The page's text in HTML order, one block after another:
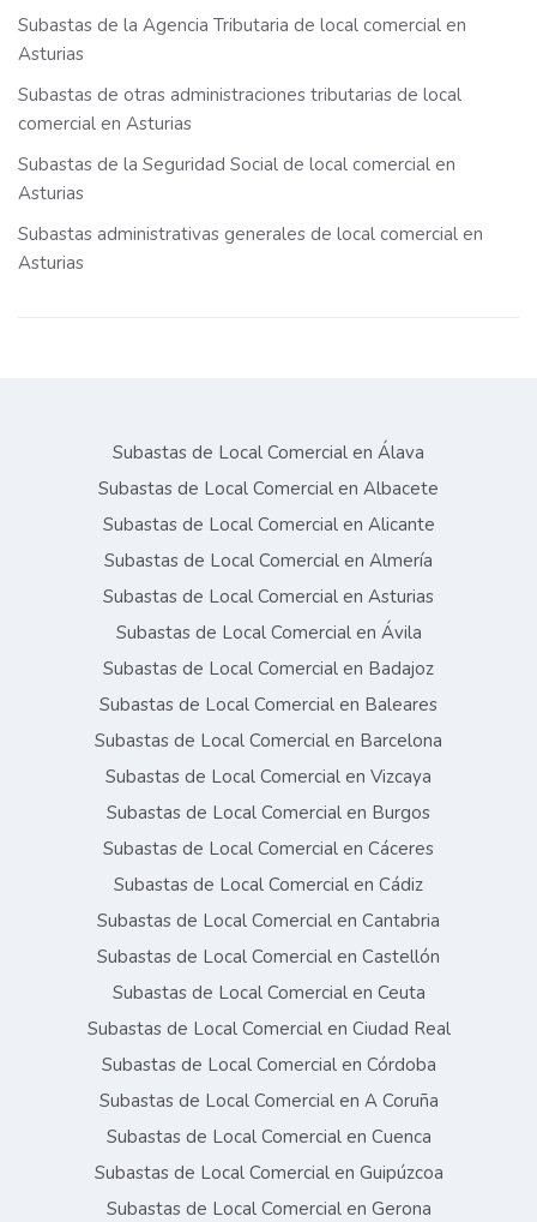
Subastas de la Agencia Tributaria de local comercial en
Asturias
Subastas de otras administraciones tributarias de local
comercial en Asturias
Subastas de la Seguridad Social de local comercial en
Asturias
Subastas administrativas generales de local comercial en
Asturias
Subastas de Local Comercial en Álava
Subastas de Local Comercial en Albacete
Subastas de Local Comercial en Alicante
Subastas de Local Comercial en Almería
Subastas de Local Comercial en Asturias
Subastas de Local Comercial en Ávila
Subastas de Local Comercial en Badajoz
Subastas de Local Comercial en Baleares
Subastas de Local Comercial en Barcelona
Subastas de Local Comercial en Vizcaya
Subastas de Local Comercial en Burgos
Subastas de Local Comercial en Cáceres
Subastas de Local Comercial en Cádiz
Subastas de Local Comercial en Cantabria
Subastas de Local Comercial en Castellón
Subastas de Local Comercial en Ceuta
Subastas de Local Comercial en Ciudad Real
Subastas de Local Comercial en Córdoba
Subastas de Local Comercial en A Coruña
Subastas de Local Comercial en Cuenca
Subastas de Local Comercial en Guipúzcoa
Subastas de Local Comercial en Gerona